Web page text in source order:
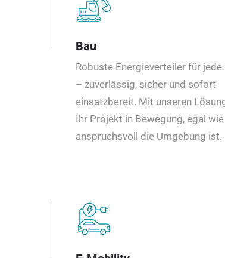
Bau
Robuste Energieverteiler für
– zuverlässig, sicher und sofort
einsatzbereit. Mit unseren
Ihr Projekt in Bewegung, egal wie
anspruchsvoll die Umgebung ist.